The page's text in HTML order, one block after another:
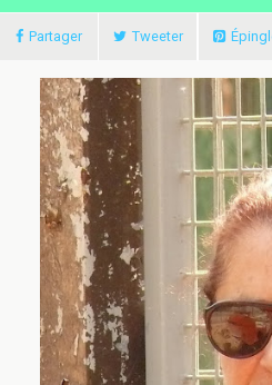
Partager Tweeter